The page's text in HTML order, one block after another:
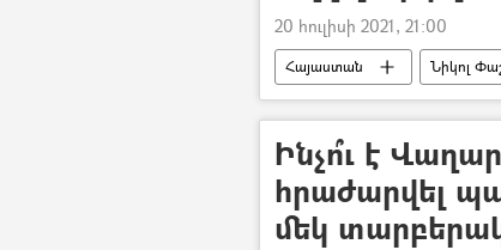
20 հուլիսի 2021, 21:00
Հայաստան Նիկոլ
Ինչո՞ւ է
հրաժարվել
մեկ